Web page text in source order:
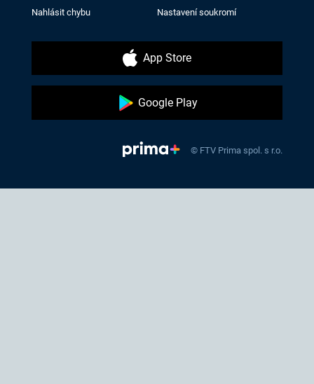
Nahlásit chybu Nastavení soukromí
App Store
Google Play
© FTV Prima spol. s r.o.